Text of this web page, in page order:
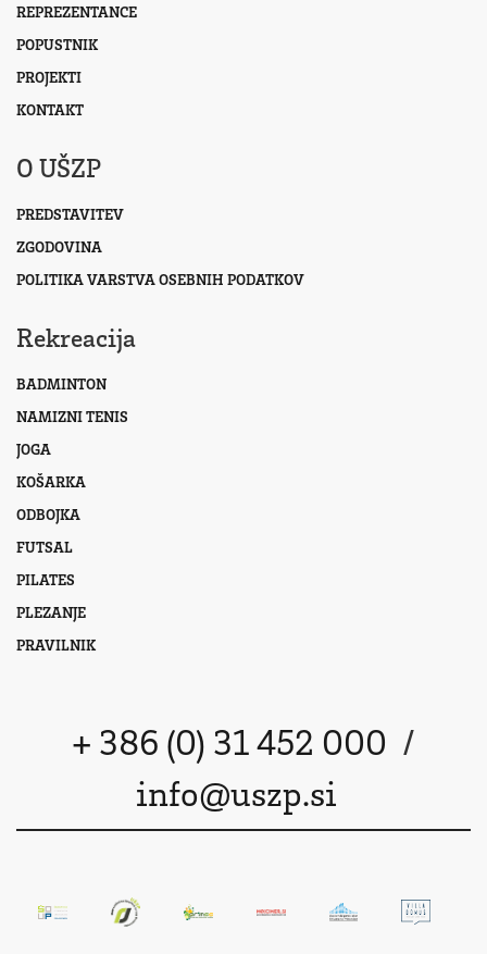
REPREZENTANCE
POPUSTNIK
PROJEKTI
KONTAKT
O UŠZP
PREDSTAVITEV
ZGODOVINA
POLITIKA VARSTVA OSEBNIH PODATKOV
Rekreacija
BADMINTON
NAMIZNI TENIS
JOGA
KOŠARKA
ODBOJKA
FUTSAL
PILATES
PLEZANJE
PRAVILNIK
+ 386 (0) 31 452 000 /
info@uszp.si